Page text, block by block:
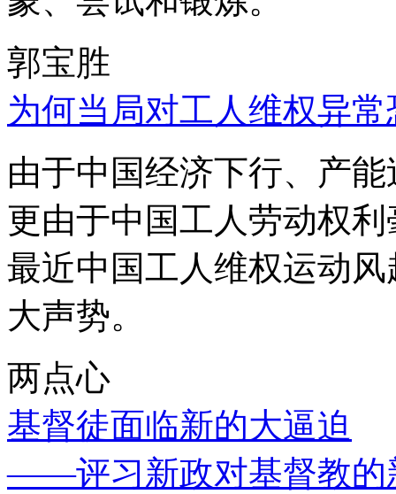
郭宝胜
为何当局对工人维权异
由于中国经济下行、产
更由于中国工人劳动权
最近中国工人维权运动
大声势。
两点心
基督徒面临新的大逼迫
——评习新政对基督教的